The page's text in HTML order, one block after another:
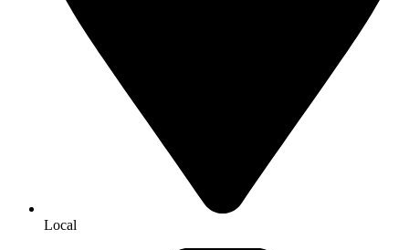
Local